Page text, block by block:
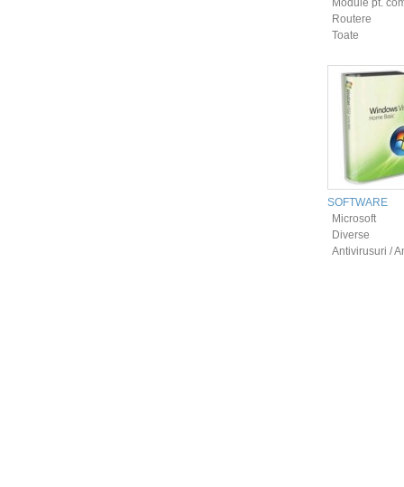
Module pt.
Routere
Toate
SOFTWARE
Microsoft
Diverse
Antivirusuri /